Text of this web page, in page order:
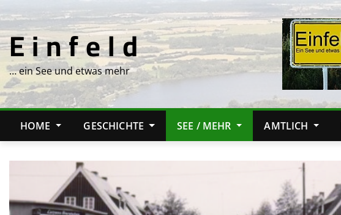
to
content
E i n f e l d
… ein See und etwas mehr
HOME GESCHICHTE SEE / MEHR AMTLICH